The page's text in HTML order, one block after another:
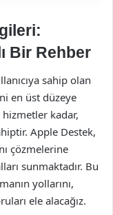
Bir Rehber
sahip olan
en üst düzeye
kadar,
Apple Destek,
çözmelerine
sunmaktadır. Bu
yollarını,
ele alacağız.